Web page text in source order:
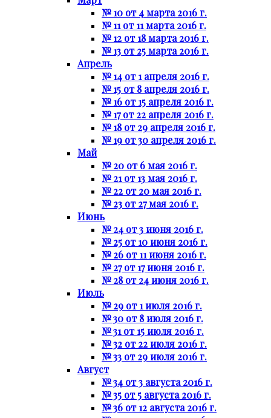
№ 10 от 4 марта 2016 г.
№ 11 от 11 марта 2016 г.
№ 12 от 18 марта 2016 г.
№ 13 от 25 марта 2016 г.
Апрель
№ 14 от 1 апреля 2016 г.
№ 15 от 8 апреля 2016 г.
№ 16 от 15 апреля 2016 г.
№ 17 от 22 апреля 2016 г.
№ 18 от 29 апреля 2016 г.
№ 19 от 30 апреля 2016 г.
Май
№ 20 от 6 мая 2016 г.
№ 21 от 13 мая 2016 г.
№ 22 от 20 мая 2016 г.
№ 23 от 27 мая 2016 г.
Июнь
№ 24 от 3 июня 2016 г.
№ 25 от 10 июня 2016 г.
№ 26 от 11 июня 2016 г.
№ 27 от 17 июня 2016 г.
№ 28 от 24 июня 2016 г.
Июль
№ 29 от 1 июля 2016 г.
№ 30 от 8 июля 2016 г.
№ 31 от 15 июля 2016 г.
№ 32 от 22 июля 2016 г.
№ 33 от 29 июля 2016 г.
Август
№ 34 от 3 августа 2016 г.
№ 35 от 5 августа 2016 г.
№ 36 от 12 августа 2016 г.